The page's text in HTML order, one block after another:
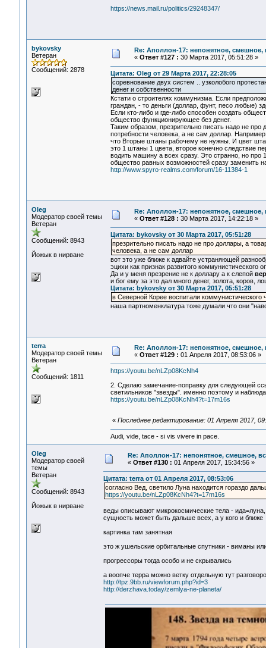
https://news.mail.ru/politics/29248347/
bykovsky
Ветеран
Сообщений: 2878
Re: Аполлон-17: непонятное, смешное,
« Ответ #127 : 30 Марта 2017, 05:51:28 »
Цитата: Oleg от 29 Марта 2017, 22:28:05
соревнование двух систем .. узколобого
денег и собственности
Кстати о строителях коммунизма. Если
граждан, - то деньги (доллар, фунт, песо любые)
Если кто-либо и где-либо способен создать
общество функционирующее без денег.
Таким образом, презрительно писать надо не
потребности человека, а не сам доллар.
что Вторые штаны рабочему не нужны. И цвет
это 1 штаны 1 цвета, второе конечно следствие
водить машину а всех сразу. Это странно, но про
общество равных возможностей сразу заменить
http://www.spyro-realms.com/forum/16-11384-1
Oleg
Модератор своей темы
Ветеран
Сообщений: 8943
Йожык в нирване
Re: Аполлон-17: непонятное, смешное,
« Ответ #128 : 30 Марта 2017, 14:22:18 »
Цитата: bykovsky от 30 Марта 2017, 05:51:28
презрительно писать надо не про доллары, а
человека, а не сам доллар
вот это уже ближе к адвайте устраняющей
эцихи как признак развитого коммунистического
Да и у меня презрение не к доллару а к слепой
и бог ему за это дал много денег, золота, коров,
Цитата: bykovsky от 30 Марта 2017, 05:51:28
в Северной Корее воспитали
наша партноменклатура тоже думали что они
terra
Модератор своей темы
Ветеран
Сообщений: 1811
Re: Аполлон-17: непонятное, смешное,
« Ответ #129 : 01 Апреля 2017, 08:53:06 »
https://youtu.be/nLZp08KcNh4
2. Сделаю замечание-поправку для следующей
светильников "звезды". именно поэтому и
https://youtu.be/nLZp08KcNh4?t=17m16s
« Последнее редактирование: 01 Апреля 2017,
Audi, vide, tace - si vis vivere in pace.
Oleg
Модератор своей
темы
Ветеран
Сообщений: 8943
Йожык в нирване
Re: Аполлон-17: непонятное, смешное,
« Ответ #130 : 01 Апреля 2017, 15:34:56 »
Цитата: terra от 01 Апреля 2017, 08:53:06
согласно Вед, светило Луна находится гораздо
https://youtu.be/nLZp08KcNh4?t=17m16s
веды описывают микрокосмические тела -
сущность может быть дальше всех, а у кого и ближе
картинка там занятная
это ж ушельские орбитальные спутники - виманы
прогрессоры тогда особо и не скрывались
а воопче терра можно ветку отдельную тут
http://tpz.9bb.ru/viewforum.php?id=3
http://derzhava.today/zemlya-ne-planeta/